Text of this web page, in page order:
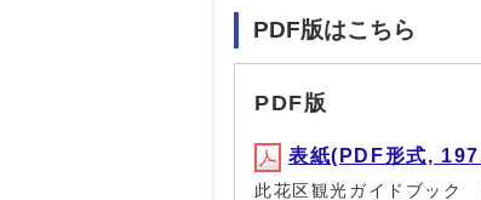
PDF版はこちら
PDF版
表紙(PDF形式,
此花区観光ガイドブッ